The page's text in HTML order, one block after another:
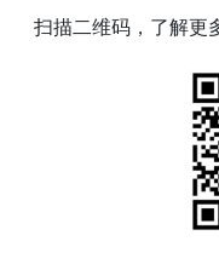
扫描二维码，了解更